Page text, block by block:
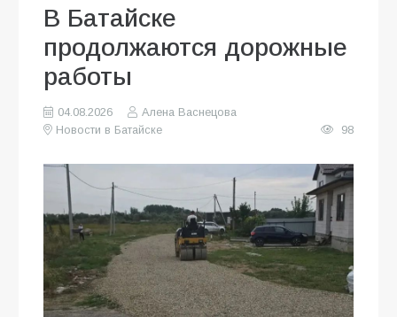
В Батайске
продолжаются дорожные
работы
04.08.2026
Алена Васнецова
Новости в Батайске
98